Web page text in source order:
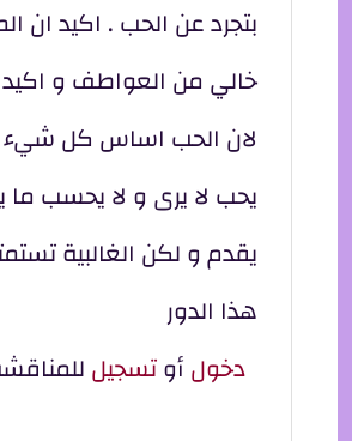
بتجرد عن الحب . اكيد ان
خالي من العواطف و اكيد
لان الحب اساس كل شيء
يحب لا يرى و لا يحسب
يقدم و لكن الغالبية
هذا الدور
دخولأوتسجيل